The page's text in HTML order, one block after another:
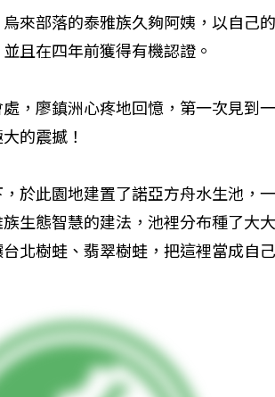
來部落的泰雅族久夠阿姨，以自己
且在四年前獲得有機認證。
，廖鎮洲心疼地回憶，第一次見到
的震撼！
於此園地建置了諾亞方舟水生池，
生態智慧的建法，池裡分布種了大
北樹蛙、翡翠樹蛙，把這裡當成自